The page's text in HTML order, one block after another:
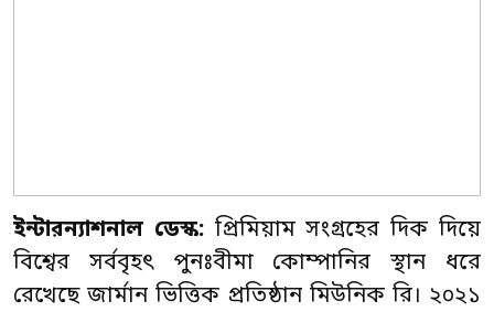
ইন্টারন্যাশনাল ডেস্ক:প্রিমিয়াম সংগ্রহের দিক দিয়ে
বিশ্বের সর্ববৃহৎ পুনঃবীমা কোম্পানির স্থান ধরে
রেখেছে জার্মান ভিত্তিক প্রতিষ্ঠান মিউনিক রি। ২০২১